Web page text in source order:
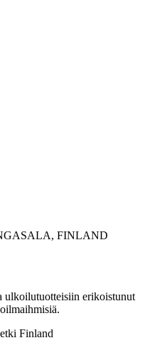
FINLAND
ulkoilutuotteisiin erikoistunut
Finland